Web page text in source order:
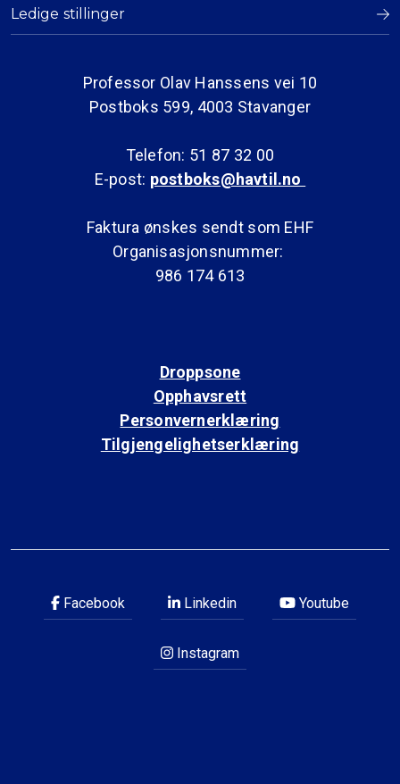
Ledige stillinger
Professor Olav Hanssens vei 10
Postboks 599, 4003 Stavanger
Telefon: 51 87 32 00
E-post: postboks@havtil.no
Faktura ønskes sendt som EHF
Organisasjonsnummer:
986 174 613
Droppsone
Opphavsrett
Personvernerklæring
Tilgjengelighetserklæring
Facebook Linkedin Youtube
Instagram